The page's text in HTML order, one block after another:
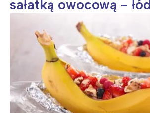
sałatką owocową -